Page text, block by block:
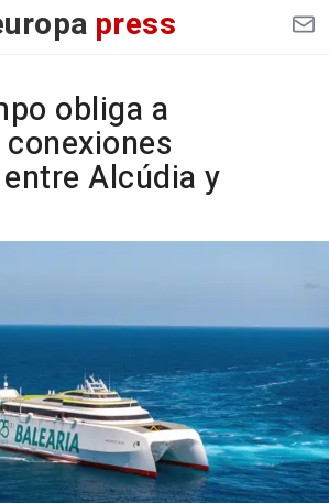
press
obliga a
Alcúdia y